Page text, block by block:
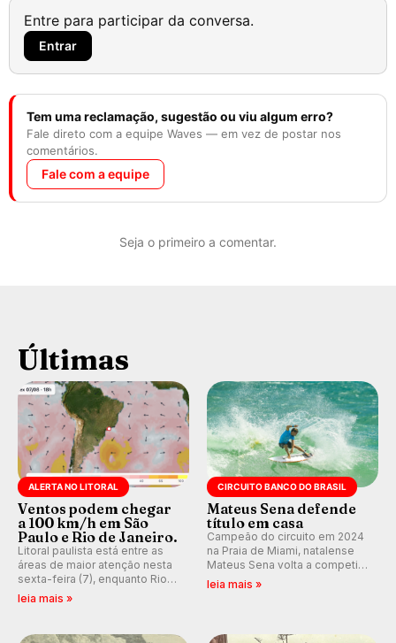
Entre para participar da conversa.
Entrar
Tem uma reclamação, sugestão ou viu algum erro?
Fale direto com a equipe Waves — em vez de postar nos
comentários.
Fale com a equipe
Seja o primeiro a comentar.
Últimas
ALERTA NO LITORAL
Ventos podem chegar
a 100 km/h em São
Paulo e Rio de Janeiro.
Litoral paulista está entre as
áreas de maior atenção nesta
sexta-feira (7), enquanto Rio
de Janeiro também recebe
alerta para ventos fortes.
km/h em Itanhaém.
leia mais »
CIRCUITO BANCO DO BRASIL
Mateus Sena defende
título em casa
Campeão do circuito em 2024
na Praia de Miami, natalense
Mateus Sena volta a competir
em casa em busca de manter a
hegemonia potiguar em etapa
leia mais »